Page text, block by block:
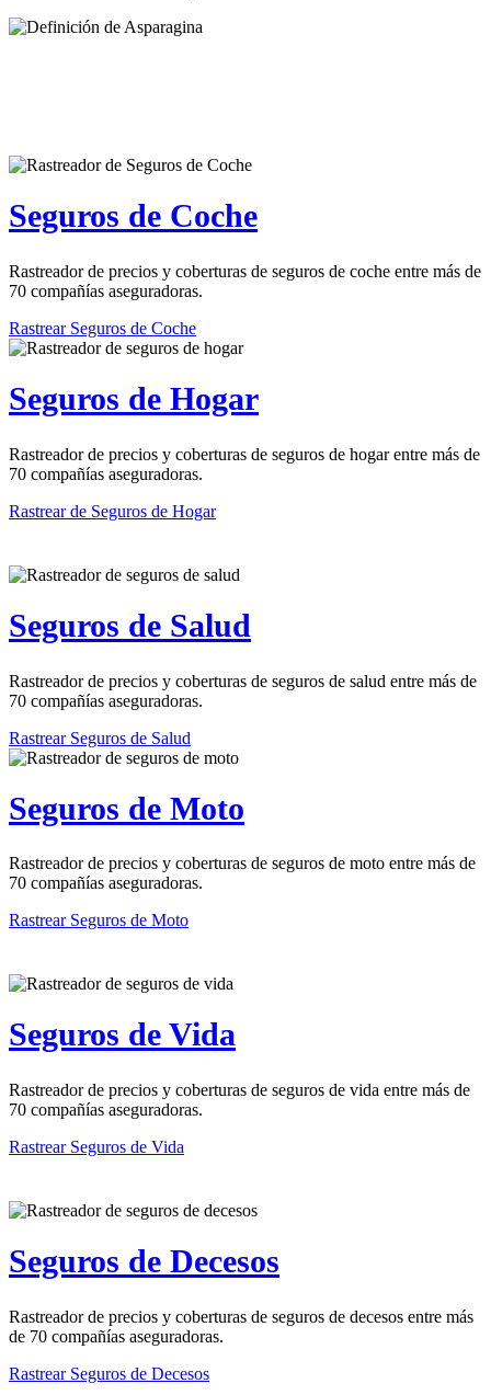
Seguros de Coche
Rastreador de precios y coberturas de seguros de coche entre más de
70 compañías aseguradoras.
Rastrear Seguros de Coche
Seguros de Hogar
Rastreador de precios y coberturas de seguros de hogar entre más de
70 compañías aseguradoras.
Rastrear de Seguros de Hogar
Seguros de Salud
Rastreador de precios y coberturas de seguros de salud entre más de
70 compañías aseguradoras.
Rastrear Seguros de Salud
Seguros de Moto
Rastreador de precios y coberturas de seguros de moto entre más de
70 compañías aseguradoras.
Rastrear Seguros de Moto
Seguros de Vida
Rastreador de precios y coberturas de seguros de vida entre más de
70 compañías aseguradoras.
Rastrear Seguros de Vida
Seguros de Decesos
Rastreador de precios y coberturas de seguros de decesos entre más
de 70 compañías aseguradoras.
Rastrear Seguros de Decesos